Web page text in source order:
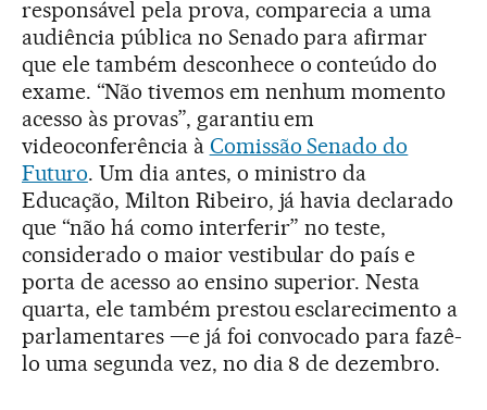
responsável pela prova, comparecia a uma
audiência pública no Senado para afirmar
que ele também desconhece o conteúdo do
exame. “Não tivemos em nenhum momento
acesso às provas”, garantiu em
videoconferência à Comissão Senado do
Futuro. Um dia antes, o ministro da
Educação, Milton Ribeiro, já havia declarado
que “não há como interferir” no teste,
considerado o maior vestibular do país e
porta de acesso ao ensino superior. Nesta
quarta, ele também prestou esclarecimento a
parlamentares —e já foi convocado para fazê-
lo uma segunda vez, no dia 8 de dezembro.